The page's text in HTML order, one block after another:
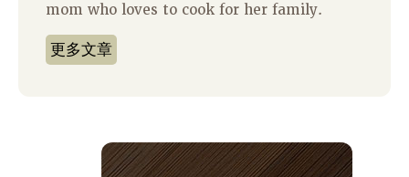
mom who loves to cook for her family.
更多文章